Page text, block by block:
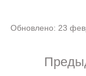
Обновлено: 23